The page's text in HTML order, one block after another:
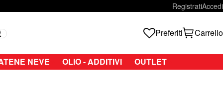
RegistratiAccedi
Preferiti Carrello
NEVE OLIO - ADDITIVI OUTLET